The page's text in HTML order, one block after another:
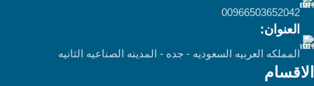
00966503652042
العنوان:
المملكه العربيه السعوديه - جده - المدينه الصناعيه الثانيه
الاقسام